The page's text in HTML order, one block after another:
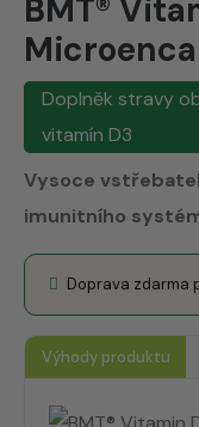
BMT®
Doplněk stravy
vitamín D3
Vysoce
imunitního
Doprava zdarma
Výhody produktu